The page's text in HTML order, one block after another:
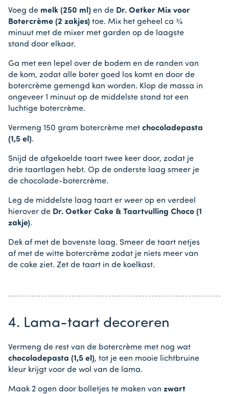
Voeg de melk (250 ml) en de Dr. Oetker Mix voor
Botercrème (2 zakjes) toe. Mix het geheel ca ¾
minuut met de mixer met garden op de laagste
stand door elkaar.
Ga met een lepel over de bodem en de randen van
de kom, zodat alle boter goed los komt en door de
botercrème gemengd kan worden. Klop de massa in
ongeveer 1 minuut op de middelste stand tot een
luchtige botercrème.
Vermeng 150 gram botercrème met chocoladepasta
(1,5 el).
Snijd de afgekoelde taart twee keer door, zodat je
drie taartlagen hebt. Op de onderste laag smeer je
de chocolade-botercrème.
Leg de middelste laag taart er weer op en verdeel
hierover de Dr. Oetker Cake & Taartvulling Choco (1
zakje).
Dek af met de bovenste laag. Smeer de taart netjes
af met de witte botercrème zodat je niets meer van
de cake ziet. Zet de taart in de koelkast.
4. Lama-taart decoreren
Vermeng de rest van de botercrème met nog wat
chocoladepasta (1,5 el), tot je een mooie lichtbruine
kleur krijgt voor de wol van de lama.
Maak 2 ogen door bolletjes te maken van zwart